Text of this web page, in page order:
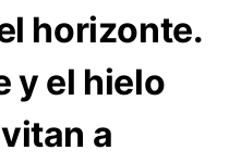
horizonte.
y el hielo
a